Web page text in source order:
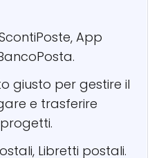
App
giusto per gestire il
e trasferire
Libretti postali.